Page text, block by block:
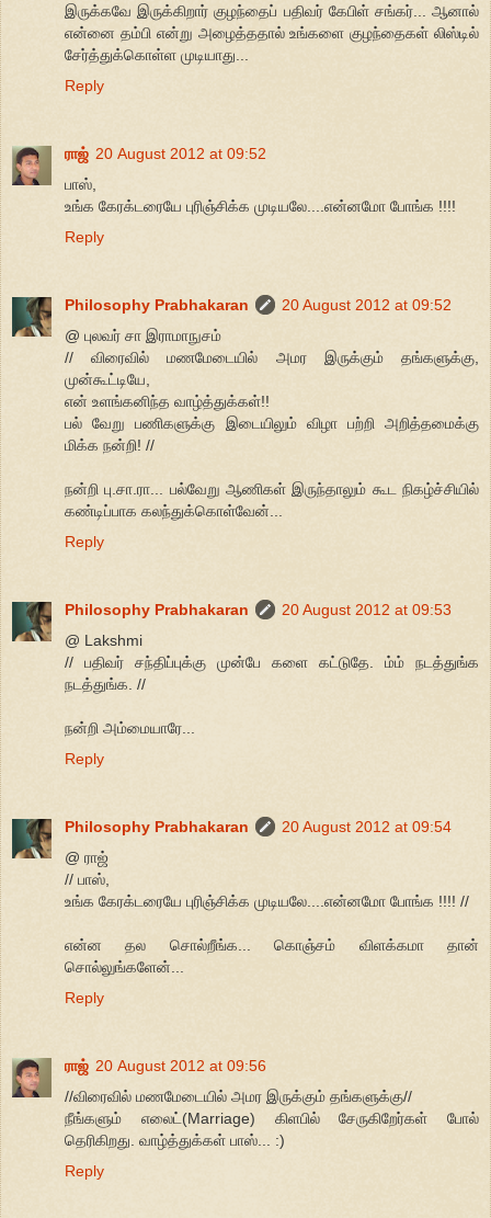
இருக்கவே இருக்கிறார் குழந்தைப் பதிவர் கேபிள் சங்கர்... ஆனால்
என்னை தம்பி என்று அழைத்ததால் உங்களை குழந்தைகள் லிஸ்டில்
சேர்த்துக்கொள்ள முடியாது...
Reply
ராஜ் 20 August 2012 at 09:52
பாஸ்,
உங்க கேரக்டரையே புரிஞ்சிக்க முடியலே....என்னமோ போங்க !!!!
Reply
Philosophy Prabhakaran
20 August 2012 at 09:52
@ புலவர் சா இராமாநுசம்
// விரைவில் மணமேடையில் அமர இருக்கும் தங்களுக்கு,
முன்கூட்டியே,
என் உளங்கனிந்த வாழ்த்துக்கள்!!
பல் வேறு பணிகளுக்கு இடையிலும் விழா பற்றி அறித்தமைக்கு
மிக்க நன்றி! //
நன்றி பு.சா.ரா... பல்வேறு ஆணிகள் இருந்தாலும் கூட நிகழ்ச்சியில்
கண்டிப்பாக கலந்துக்கொள்வேன்...
Reply
Philosophy Prabhakaran
20 August 2012 at 09:53
@ Lakshmi
// பதிவர் சந்திப்புக்கு முன்பே களை கட்டுதே. ம்ம் நடத்துங்க
நடத்துங்க. //
நன்றி அம்மையாரே...
Reply
Philosophy Prabhakaran
20 August 2012 at 09:54
@ ராஜ்
// பாஸ்,
உங்க கேரக்டரையே புரிஞ்சிக்க முடியலே....என்னமோ போங்க !!!! //
என்ன தல சொல்றீங்க... கொஞ்சம் விளக்கமா தான்
சொல்லுங்களேன்...
Reply
ராஜ் 20 August 2012 at 09:56
//விரைவில் மணமேடையில் அமர இருக்கும் தங்களுக்கு//
நீங்களும் எலைட்(Marriage) கிளபில் சேருகிறேர்கள் போல்
தெரிகிறது. வாழ்த்துக்கள் பாஸ்... :)
Reply